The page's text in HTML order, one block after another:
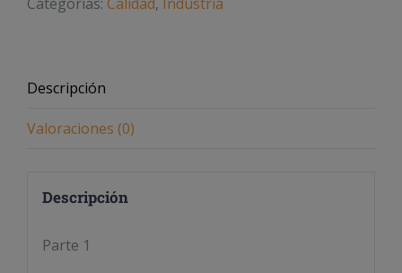
Descripción
Valoraciones (0)
Descripción
Parte 1